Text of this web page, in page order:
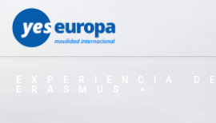
EXPERIENCIA
ERASMUS +